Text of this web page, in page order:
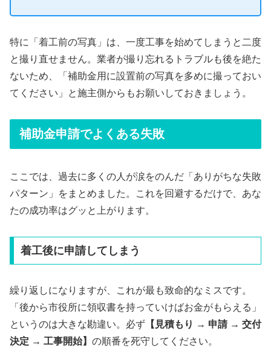
特に「着工前の写真」は、一度工事を始めてしまうと二度
と撮り直せません。業者が撮り忘れるトラブルも後を絶た
ないため、「補助金用に設置前の写真を多めに撮っておい
てください」と施主側からもお願いしておきましょう。
補助金申請でよくある失敗
ここでは、過去に多くの人が涙をのんだ「ありがちな失敗
パターン」をまとめました。これを回避するだけで、あな
たの成功率はグッと上がります。
着工後に申請してしまう
繰り返しになりますが、これが最も致命的なミスです。
「後から市役所に領収書を持っていけばお金がもらえる」
というのは大きな勘違い。必ず 【見積もり → 申請 → 交付
決定 → 工事開始】 の順番を死守してください。